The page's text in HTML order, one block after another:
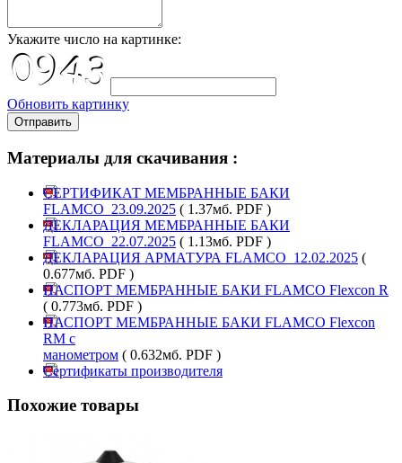
Укажите число на картинке:
Обновить картинку
Отправить
Материалы для скачивания :
СЕРТИФИКАТ МЕМБРАННЫЕ БАКИ
FLAMCO_23.09.2025 ( 1.37мб. PDF )
ДЕКЛАРАЦИЯ МЕМБРАННЫЕ БАКИ
FLAMCO_22.07.2025 ( 1.13мб. PDF )
ДЕКЛАРАЦИЯ АРМАТУРА FLAMCO_12.02.2025 (
0.677мб. PDF )
ПАСПОРТ МЕМБРАННЫЕ БАКИ FLAMCO Flexcon R
( 0.773мб. PDF )
ПАСПОРТ МЕМБРАННЫЕ БАКИ FLAMCO Flexcon
RM с
манометром ( 0.632мб. PDF )
Сертификаты производителя
Похожие товары